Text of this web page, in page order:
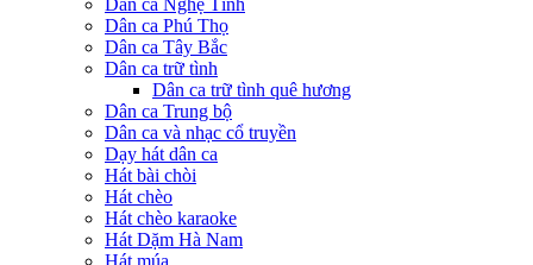
Dân ca Nghệ Tĩnh
Dân ca Phú Thọ
Dân ca Tây Bắc
Dân ca trữ tình
Dân ca trữ tình quê hương
Dân ca Trung bộ
Dân ca và nhạc cổ truyền
Dạy hát dân ca
Hát bài chòi
Hát chèo
Hát chèo karaoke
Hát Dặm Hà Nam
Hát múa